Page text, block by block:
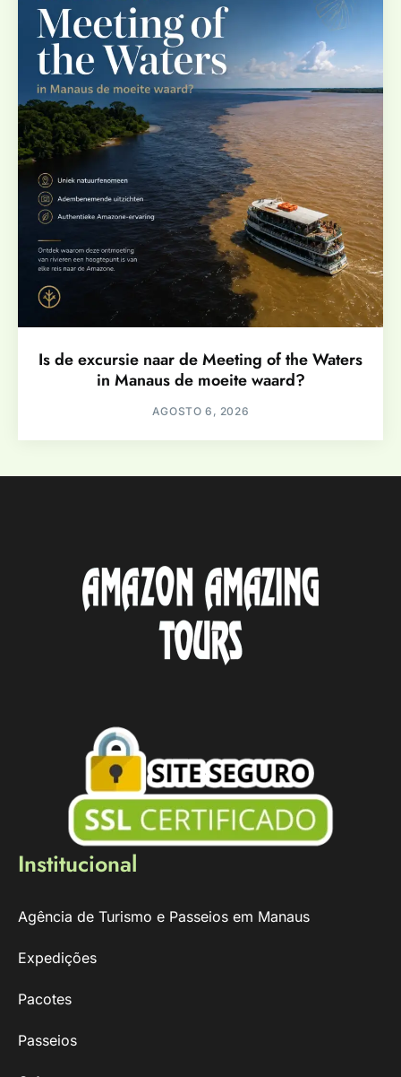
Is de excursie naar de Meeting of the Waters
in Manaus de moeite waard?
AGOSTO 6, 2026
Institucional
Agência de Turismo e Passeios em Manaus
Expedições
Pacotes
Passeios